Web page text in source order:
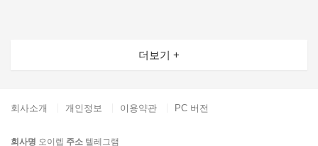
더보기 +
회사소개 개인정보 이용약관 PC 버전
회사명 오이렙 주소 텔레그램